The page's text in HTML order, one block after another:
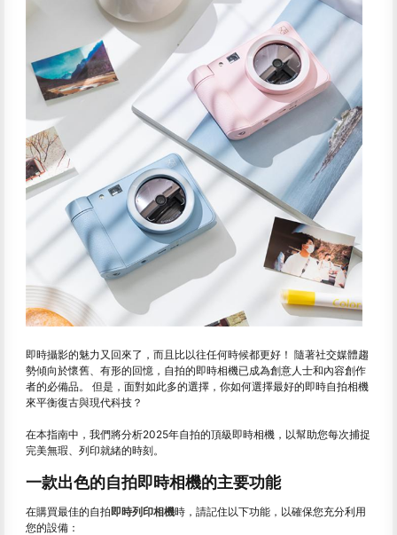
即時攝影的魅力又回來了，而且比以往任何時候都更好！ 隨著社交媒體趨
勢傾向於懷舊、有形的回憶，自拍的即時相機已成為創意人士和內容創作
者的必備品。 但是，面對如此多的選擇，你如何選擇最好的即時自拍相機
來平衡復古與現代科技？
在本指南中，我們將分析2025年自拍的頂級即時相機，以幫助您每次捕捉
完美無瑕、列印就緒的時刻。
一款出色的自拍即時相機的主要功能
在購買最佳的自拍 即時列印相機時，請記住以下功能，以確保您充分利用
您的設備：